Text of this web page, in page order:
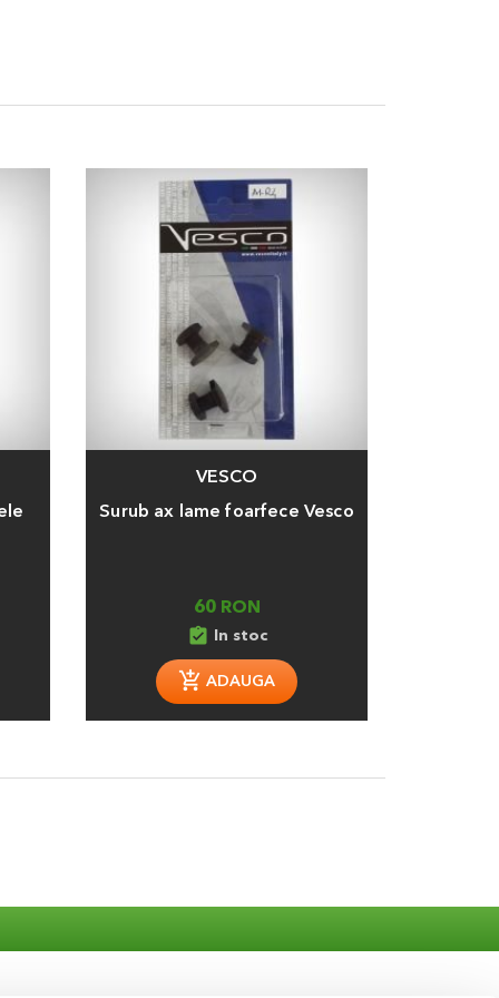
VESCO
Surub ax lame foarfece Vesco
60 RON
assignment_turned_in In stoc
ADAUGA